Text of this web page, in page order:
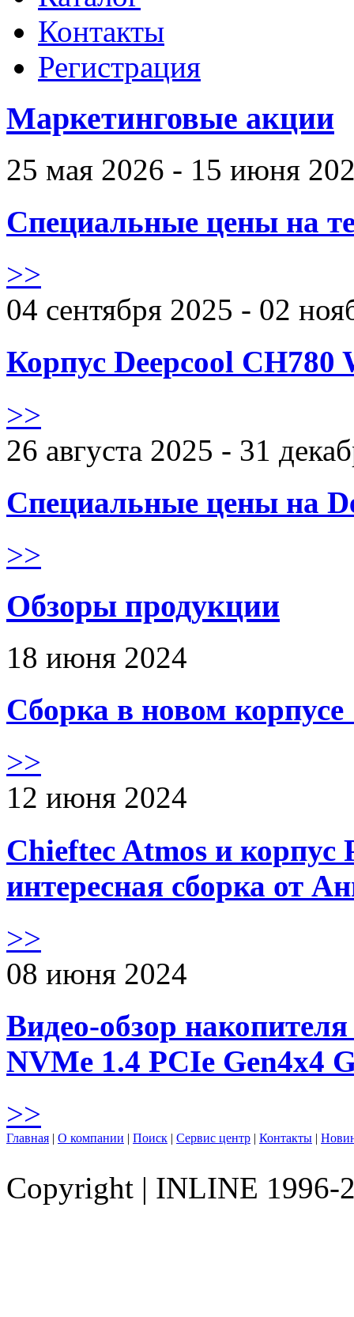
Контакты
Регистрация
Маркетинговые акции
25 мая 2026 - 15 июня
Специальные цены на
>>
04 сентября 2025 - 02
Корпус Deepcool CH780
>>
26 августа 2025 - 31
Специальные цены на
>>
Обзоры продукции
18 июня 2024
Сборка в новом
>>
12 июня 2024
Chieftec Atmos и корпус
интересная сборка от
>>
08 июня 2024
Видео-обзор
NVMe 1.4 PCIe Gen4х4
>>
Главная | О компании | Поиск | Сервис центр | Контакты |
Copyright | INLINE 1996-